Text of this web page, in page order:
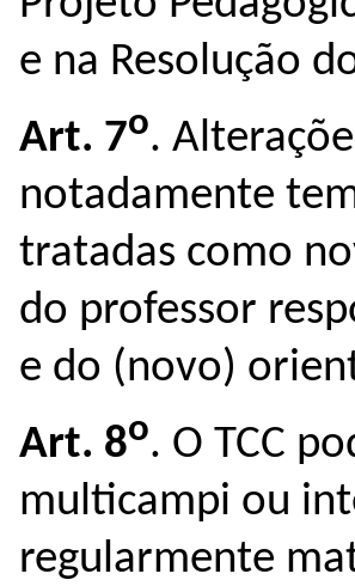
e na Resolução
Art. 7o.
notadamente
tratadas como
do professor
e do (novo)
Art. 8o. O TCC
multicampi ou
regularmente